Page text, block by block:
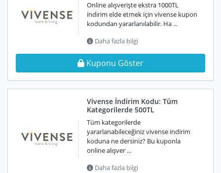
Online alışverişte ekstra 1000TL
indirim elde etmek için vivense kupon
kodundan yararlanılabilir. Ha ...
Daha fazla bilgi
Kuponu Göster
Vivense İndirim Kodu: Tüm
Kategorilerde 500TL
Tüm kategorilerde
yararlanabileceğiniz vivense indirim
koduna ne dersiniz? Bu kuponla
online alışver ...
Daha fazla bilgi